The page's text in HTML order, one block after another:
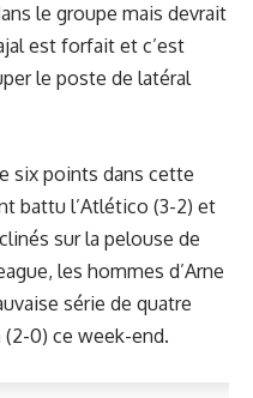
le groupe mais devrait
est forfait et c’est
le poste de latéral
six points dans cette
battu l’Atlético (3-2) et
sur la pelouse de
les hommes d’Arne
série de quatre
0) ce week-end.